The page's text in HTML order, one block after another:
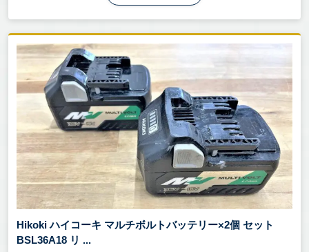
Hikoki ハイコーキ マルチボルトバッテリー×2個 セット
BSL36A18 リ ...